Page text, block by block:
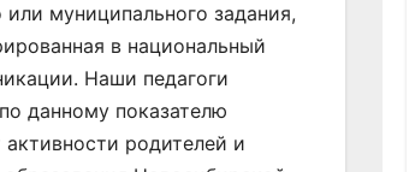
муниципального задания,
в национальный
Наши педагоги
данному показателю
родителей и